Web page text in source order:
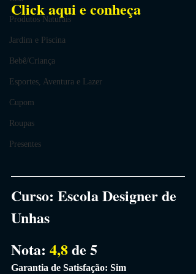
Produtos Naturais
Jardim e Piscina
Bebê/Criança
Esportes, Aventura e Lazer
Cupom
Roupas
Presentes
Click aqui e conheça
Curso: Escola Designer de
Unhas
Nota: 4,8 de 5
Garantia de Satisfação: Sim